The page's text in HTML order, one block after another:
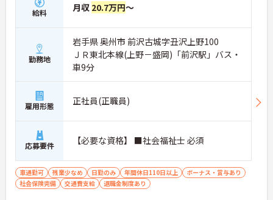
給料 月収 20.7万円～
勤務地
岩手県 奥州市 前沢古城字丑沢上野100
ＪＲ東北本線(上野－盛岡)「前沢駅」バス・
車9分
雇用形態 正社員(正職員)
応募要件 【必要な資格】 ■社会福祉士 必須
車通勤可 残業少なめ 日勤のみ 年間休日110日以上
ボーナス・賞与あり
社会保険完備
交通費支給 退職金制度あり